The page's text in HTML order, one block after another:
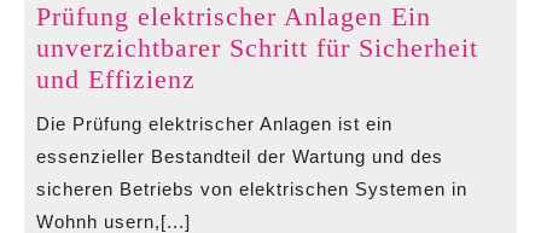
Prüfung elektrischer Anlagen Ein
unverzichtbarer Schritt für Sicherheit
und Effizienz
elektrischer
Anlagen
Ein
unverzichtbarer
Die Prüfung elektrischer Anlagen ist ein
essenzieller Bestandteil der Wartung und des
sicheren Betriebs von elektrischen Systemen in
Wohnh usern,[...]